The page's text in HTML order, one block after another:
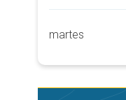
martes